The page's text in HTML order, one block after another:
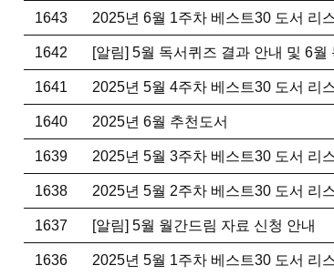
1643 2025년 6월 1주차 베스트30 도서 리
1642 [알림] 5월 독서퀴즈 결과 안내 및 6월
1641 2025년 5월 4주차 베스트30 도서 리
1640 2025년 6월 추천도서
1639 2025년 5월 3주차 베스트30 도서 리
1638 2025년 5월 2주차 베스트30 도서 리
1637 [알림] 5월 월간드림 자료 신청 안내
1636 2025년 5월 1주차 베스트30 도서 리